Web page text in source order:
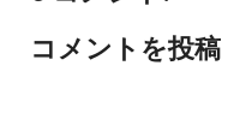
コメントを投稿